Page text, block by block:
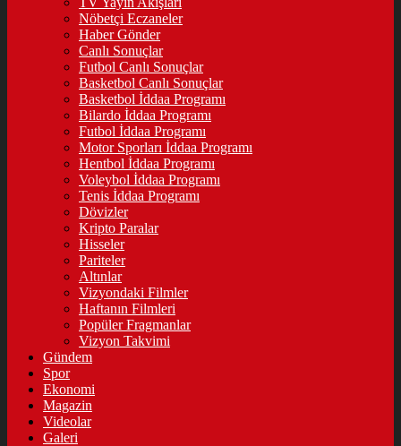
Nöbetçi Eczaneler
Haber Gönder
Canlı Sonuçlar
Futbol Canlı Sonuçlar
Basketbol Canlı Sonuçlar
Basketbol İddaa Programı
Bilardo İddaa Programı
Futbol İddaa Programı
Motor Sporları İddaa Programı
Hentbol İddaa Programı
Voleybol İddaa Programı
Tenis İddaa Programı
Dövizler
Kripto Paralar
Hisseler
Pariteler
Altınlar
Vizyondaki Filmler
Haftanın Filmleri
Popüler Fragmanlar
Vizyon Takvimi
Gündem
Spor
Ekonomi
Magazin
Videolar
Galeri